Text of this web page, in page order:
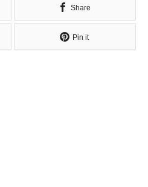
Share
Pin it